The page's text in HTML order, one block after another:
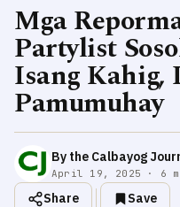
Mga
Partylist
Isang Kahig,
Pamumuhay
By the Calbayog
April 19, 2025 · 6
Share Save